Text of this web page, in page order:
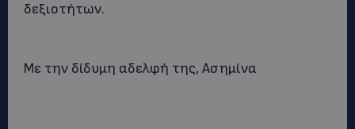
δεξιοτήτων.
Με την δίδυμη αδελφή της, Ασημίνα